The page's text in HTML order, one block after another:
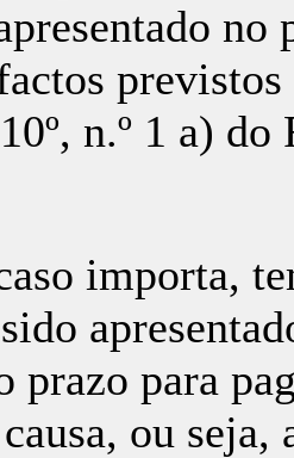
no
n.º 1 a) do
importa,
prazo para
ou